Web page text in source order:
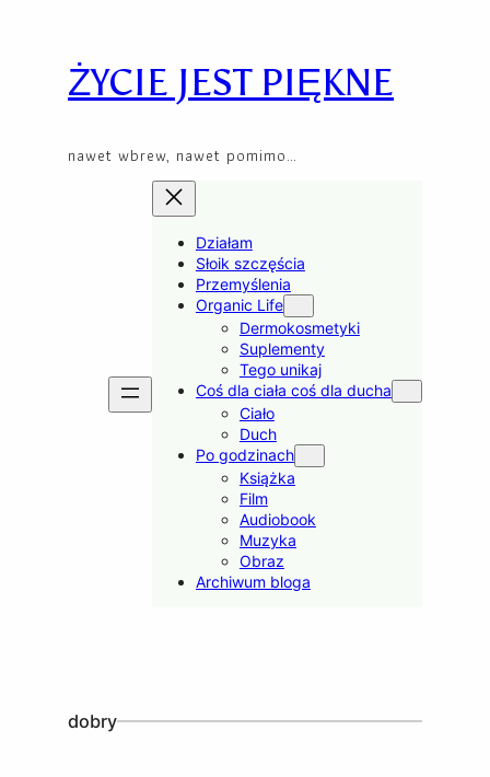
contentŻYCIE JEST PIĘKNE
nawet wbrew, nawet pomimo…
Działam
Słoik szczęścia
Przemyślenia
Organic Life
Dermokosmetyki
Suplementy
Tego unikaj
Coś dla ciała coś dla ducha
Ciało
Duch
Po godzinach
Książka
Film
Audiobook
Muzyka
Obraz
Archiwum bloga
dobry